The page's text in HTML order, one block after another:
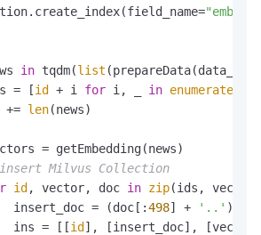
in tqdm(list
= [
id + i for i, _ in enumerate
+= len(news)
= getEmbedding(news)
Milvus Collection
id , vector, doc in zip(ids,
insert_doc = (doc[:
498] + '..' )
ins = [[
id ], [insert_doc],